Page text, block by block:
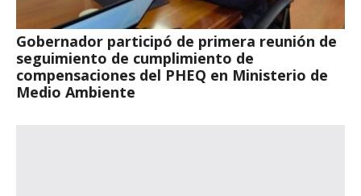
Gobernador participó de primera reunión de
seguimiento de cumplimiento de
compensaciones del PHEQ en Ministerio de
Medio Ambiente